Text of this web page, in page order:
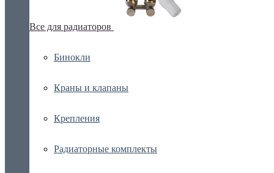
Все для радиаторов
Бинокли
Краны и клапаны
Крепления
Радиаторные комплекты